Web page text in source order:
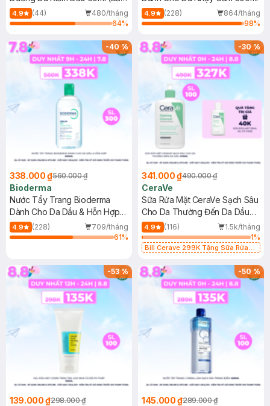
Mới)
4.9 (44)
480/tháng
64%
4.9 (228)
864/tháng
98%
-40%
338.000 ₫560.000 ₫
Bioderma
Nước Tẩy Trang Bioderma
Dành Cho Da Dầu & Hỗn Hợp
500ml
4.9 (228)
709/tháng
61%
-30%
341.000 ₫490.000 ₫
CeraVe
Sữa Rửa Mặt CeraVe Sạch Sâu
Cho Da Thường Đến Da Dầu
473ml
4.9 (116)
1.5k/tháng
1%
Bill Cerave 299K Tặng Sữa Rửa
-53%
139.000 ₫298.000 ₫
-50%
145.000 ₫289.000 ₫